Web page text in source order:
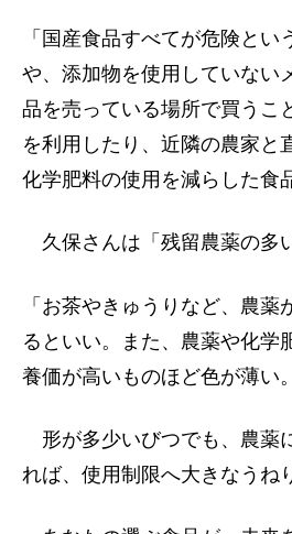
「国産食品すべてが危険と
や、添加物を使用していない
品を売っている場所で買うこ
を利用したり、近隣の農家と
化学肥料の使用を減らした食
久保さんは「残留農薬の多
「お茶やきゅうりなど、農
るといい。また、農薬や化学
養価が高いものほど色が薄い
形が多少いびつでも、農薬
れば、使用制限へ大きなうね